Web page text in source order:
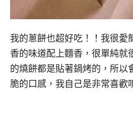
我的蔥餅也超好吃！！我很愛
香的味道配上麵香，很單純就
的燒餅都是貼著鍋烤的，所以
脆的口感，我自己是非常喜歡